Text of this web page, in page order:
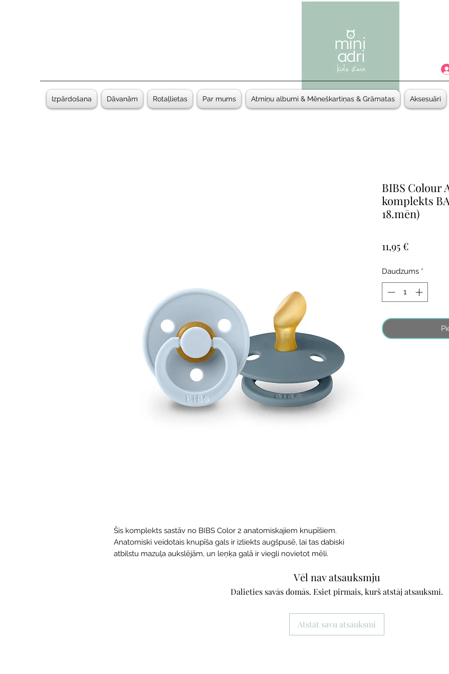
Izpārdošana Dāvanām Rotaļlietas Par mums Atmiņu albumi & Mēneškartiņas & Grāmatas Aksesuāri
Šis komplekts sastāv no BIBS Color 2 anatomiskajiem knupīšiem.
Anatomiski veidotais knupīša gals ir izliekts augšpusē, lai tas dabiski
atbilstu mazuļa aukslējām, un leņķa galā ir viegli novietot mēli.
BIBS Colour
komplekts
18.mēn)
11,95 €
Daudzums *
Vēl nav atsauksmju
Dalieties savās domās. Esiet pirmais, kurš atstāj atsauksmi.
Atstāt savu atsauksmi